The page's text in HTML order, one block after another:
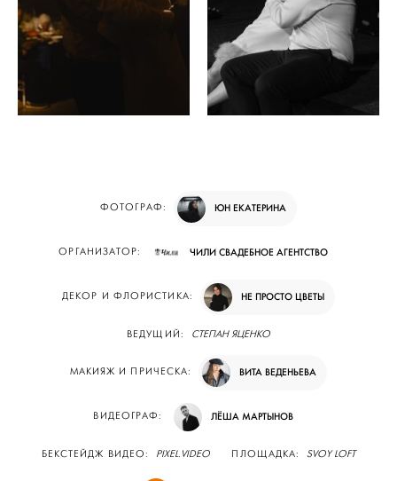
ФОТОГРАФ: ЮН ЕКАТЕРИНА
ОРГАНИЗАТОР: ЧИЛИ СВАДЕБНОЕ АГЕНТСТВО
ДЕКОР И ФЛОРИСТИКА: НЕ ПРОСТО ЦВЕТЫ
ВЕДУЩИЙ: СТЕПАН ЯЦЕНКО
МАКИЯЖ И ПРИЧЕСКА: ВИТА ВЕДЕНЬЕВА
ВИДЕОГРАФ: ЛЁША МАРТЫНОВ
БЕКСТЕЙДЖ ВИДЕО: PIXEL.VIDEO ПЛОЩАДКА: SVOY LOFT